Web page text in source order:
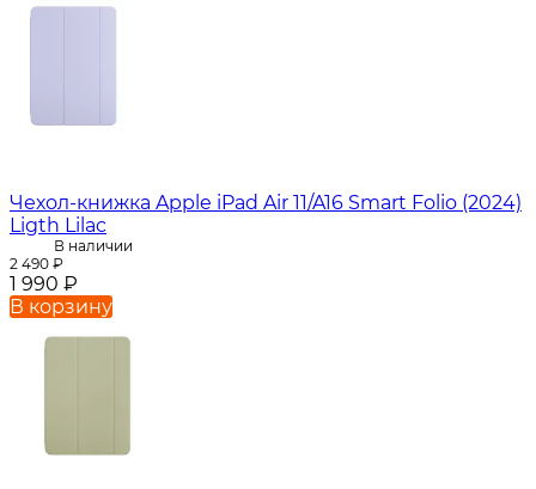
Чехол-книжка Apple iPad Air 11/A16 Smart Folio (2024)
Ligth Lilac
В наличии
2 490 ₽
1 990 ₽
В корзину